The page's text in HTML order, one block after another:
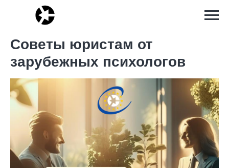
Советы юристам от
зарубежных психологов